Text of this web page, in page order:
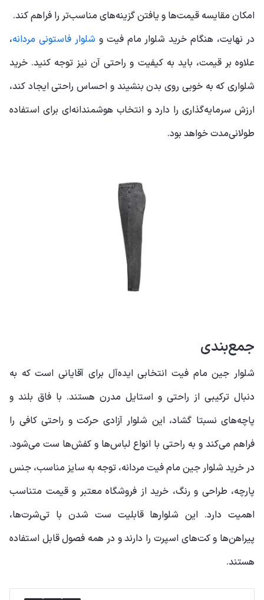
امکان مقایسه قیمت‌ها و یافتن گزینه‌های مناسب‌تر را فراهم کند.
در نهایت، هنگام خرید شلوار مام فیت و شلوار فاستونی مردانه،
علاوه بر قیمت، باید به کیفیت و راحتی آن نیز توجه کنید. خرید
شلواری که به خوبی روی بدن بنشیند و احساس راحتی ایجاد کند،
ارزش سرمایه‌گذاری را دارد و انتخاب هوشمندانه‌ای برای استفاده
طولانی‌مدت خواهد بود.
جمع‌بندی
شلوار جین مام فیت انتخابی ایده‌آل برای آقایانی است که به
دنبال ترکیبی از راحتی و استایل مدرن هستند. با فاق بلند و
پاچه‌های نسبتا گشاد، این شلوار آزادی حرکت و راحتی کافی را
فراهم می‌کند و به راحتی با انواع لباس‌ها و کفش‌ها ست می‌شود.
در خرید شلوار جین مام فیت مردانه، توجه به سایز مناسب، جنس
پارچه، طراحی و رنگ، خرید از فروشگاه معتبر و قیمت متناسب
اهمیت دارد. این شلوارها قابلیت ست شدن با تی‌شرت‌ها،
پیراهن‌ها و کت‌های اسپرت را دارند و در همه فصول قابل استفاده
هستند.